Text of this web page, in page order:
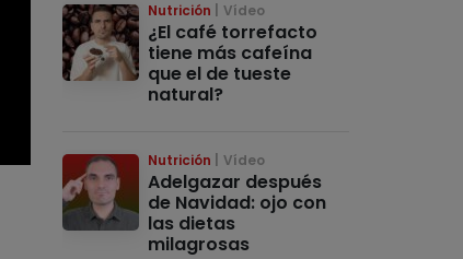
Nutrición Vídeo
¿El café torrefacto
tiene más cafeína
que el de tueste
natural?
Nutrición Vídeo
Adelgazar después
de Navidad: ojo con
las dietas
milagrosas